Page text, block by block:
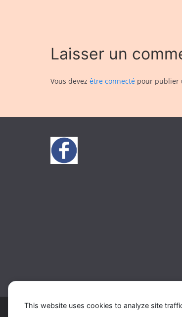
Laisser un
Vous devez être connecté pour publier
This website uses cookies to analyze site